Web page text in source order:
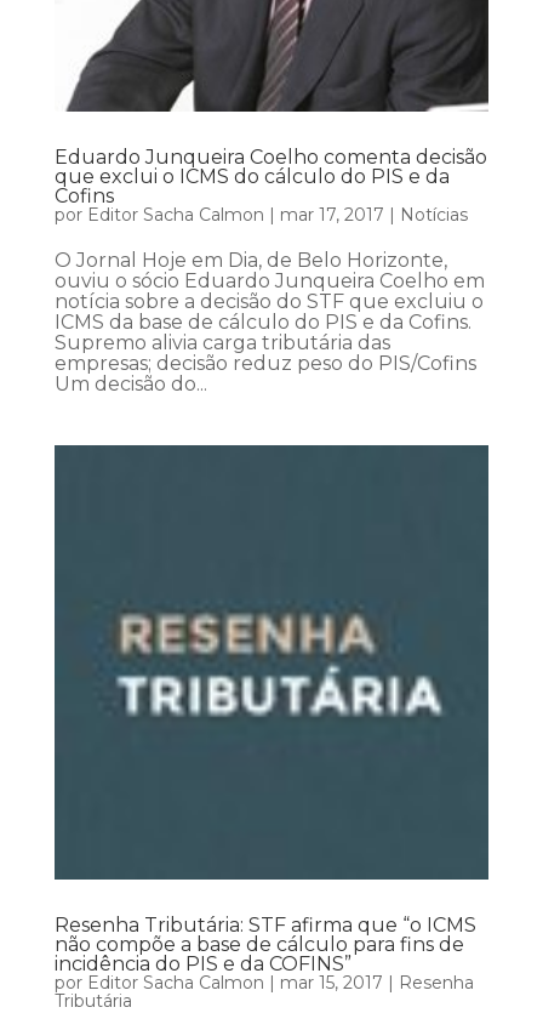
Eduardo Junqueira Coelho comenta decisão
que exclui o ICMS do cálculo do PIS e da
Cofins
por Editor Sacha Calmon | mar 17, 2017 | Notícias
O Jornal Hoje em Dia, de Belo Horizonte,
ouviu o sócio Eduardo Junqueira Coelho em
notícia sobre a decisão do STF que excluiu o
ICMS da base de cálculo do PIS e da Cofins.
Supremo alivia carga tributária das
empresas; decisão reduz peso do PIS/Cofins
Um decisão do...
Resenha Tributária: STF afirma que “o ICMS
não compõe a base de cálculo para fins de
incidência do PIS e da COFINS”
por Editor Sacha Calmon | mar 15, 2017 | Resenha
Tributária